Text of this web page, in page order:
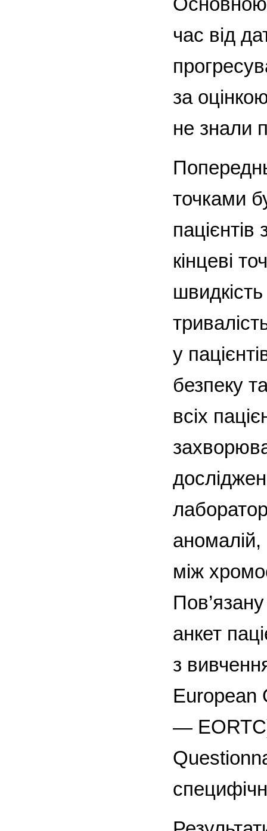
час від
за
не знали
точками
кінцеві
у
безпеку
всіх
аномалій,
між
анкет
з
European
—